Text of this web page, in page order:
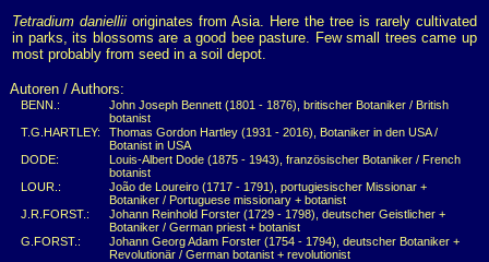
Tetradium daniellii originates from Asia. Here the tree is rarely cultivated
in parks, its blossoms are a good bee pasture. Few small trees came up
most probably from seed in a soil depot.
Autoren / Authors:
BENN.:
John Joseph Bennett (1801 - 1876), britischer Botaniker / British
botanist
T.G.HARTLEY:
Thomas Gordon Hartley (1931 - 2016), Botaniker in den USA /
Botanist in USA
DODE:
Louis-Albert Dode (1875 - 1943), französischer Botaniker / French
botanist
LOUR.:
João de Loureiro (1717 - 1791), portugiesischer Missionar +
Botaniker / Portuguese missionary + botanist
J.R.FORST.:
Johann Reinhold Forster (1729 - 1798), deutscher Geistlicher +
Botaniker / German priest + botanist
G.FORST.:
Johann Georg Adam Forster (1754 - 1794), deutscher Botaniker +
Revolutionär / German botanist + revolutionist